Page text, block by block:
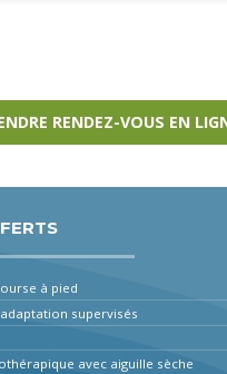
RENDEZ-VOUS EN
à pied
supervisés
avec aiguille sèche